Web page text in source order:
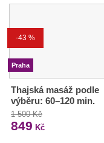
-43 %
Praha
Thajská masáž podle
výběru: 60–120 min.
1 500 Kč
849 Kč